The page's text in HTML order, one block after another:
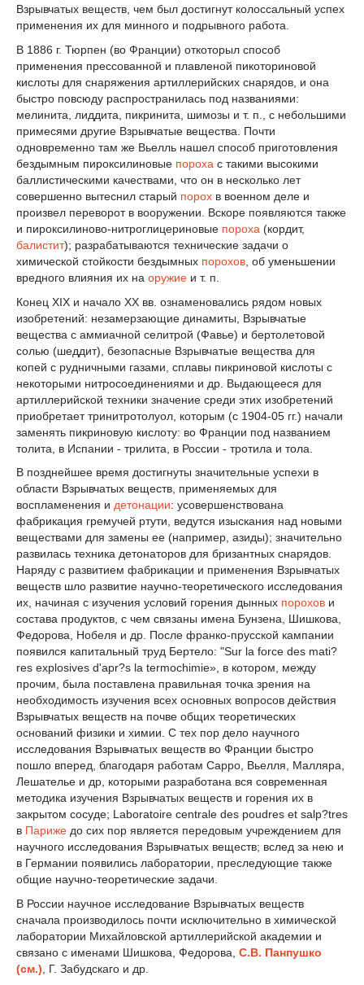
Взрывчатых веществ, чем был до­стигнут колоссальный успех
применения их для минного и подрывного работа.
В 1886 г. Тюрпен (во Франции) откоторыл способ
применения прессованной и плавленой пикоториновой
кислоты для снаряжения артиллерийских снарядов, и она
быстро повсюду распространилась под названиями:
мелинита, лиддита, пикринита, шимозы и т. п., с небольшими
примесями другие Взрывчатые вещества. Почти
одновременно там же Вьелль нашел способ приготовления
бездымным пироксилиновые пороха с такими высокими
баллистическими качествами, что он в несколько лет
совершенно вытеснил старый порох в военном деле и
произвел переворот в вооружении. Вскоре появляются также
и пироксилиново-нитроглицериновые пороха (кордит,
балистит); разрабатываются технические задачи о
химической стойкости бездымных порохов , об уменьшении
вредного влияния их на оружие и т. п.
Конец XIX и начало XX вв. ознаменовались рядом новых
изобретений: незамерзающие динамиты, Взрывчатые
вещества с аммиачной селитрой (Фавье) и бертолетовой
солью (шеддит), безопасные Взрывчатые вещества для
копей с рудничными газами, сплавы пикриновой кислоты с
некоторыми нитросоединениями и др. Выдающееся для
артиллерийской техники значение среди этих изобретений
приобретает тринитротолуол, которым (с 1904-05 гг.) начали
заменять пикриновую кислоту: во Франции под названием
толита, в Испании - трилита, в России - тротила и тола.
В позднейшее время достигнуты значительные успехи в
области Взрывчатых веществ, применяемых для
воспламенения и детонации: усовершенствована
фабрикация гремучей ртути, ведутся изыскания над новыми
веществами для замены ее (например, азиды); значительно
развилась техника детонаторов для бризантных снарядов.
Наряду с развитием фабрикации и применения Взрывчатых
веществ шло развитие научно-теоретического исследования
их, начиная с изучения условий горения дынных порохов и
состава продуктов, с чем связаны имена Бунзена, Шишкова,
Федорова, Нобеля и др. После франко-прусской кампании
появился капитальный труд Бертело: "Sur lа force des mаti?
res explosives d'аpr?s lа termochimie», в котором, между
прочим, была поставлена правильная точка зрения на
необходимость изучения всех основных вопросов действия
Взрывчатых веществ на почве общих теоретических
оснований физики и химии. С тех пор дело научного
исследования Взрывчатых веществ во Франции быстро
пошло вперед, благодаря работам Сарро, Вьелля, Малляра,
Лешателье и др, которыми разработана вся современная
методика изучения Взрывчатых веществ и горения их в
закрытом сосуде; Lаborаtoire centrаle des poudres et sаlp?tres
в Париже до сих пор является передовым учреждением для
научного исследования Взрывчатых веществ; вслед за нею и
в Германии появились лаборатории, преследующие также
общие научно-теоретические задачи.
В России научное исследование Взрывчатых веществ
сначала производилось почти исключительно в химической
лаборатории Михайловской артиллерийской академии и
связано с именами Шишкова, Федорова, С.В. Панпушко
(см.) , Г. Забудскаго и др.